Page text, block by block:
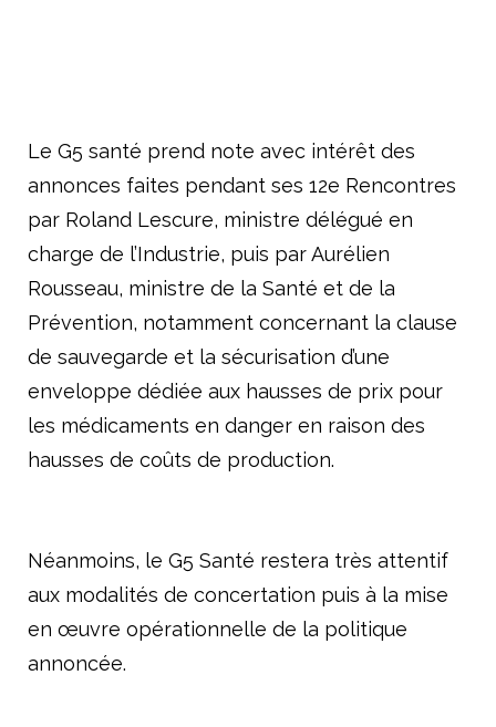
Le G5 santé prend note avec intérêt des
annonces faites pendant ses 12e Rencontres
par Roland Lescure, ministre délégué en
charge de l’Industrie, puis par Aurélien
Rousseau, ministre de la Santé et de la
Prévention, notamment concernant la clause
de sauvegarde et la sécurisation d’une
enveloppe dédiée aux hausses de prix pour
les médicaments en danger en raison des
hausses de coûts de production.
Néanmoins, le G5 Santé restera très attentif
aux modalités de concertation puis à la mise
en œuvre opérationnelle de la politique
annoncée.